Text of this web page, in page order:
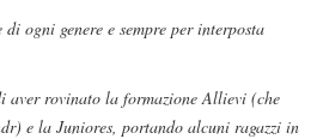
di ogni genere e sempre per interposta
aver rovinato la formazione Allievi (che
e la Juniores, portando alcuni ragazzi in